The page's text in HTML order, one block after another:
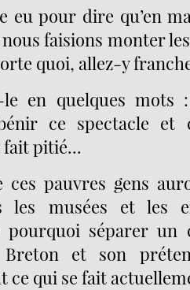
eu pour dire qu’en
faisions monter
quoi, allez-y
le en quelques mots
ce spectacle et
pitié...
pauvres gens
les musées et les
pourquoi séparer un
et son
ce qui se fait